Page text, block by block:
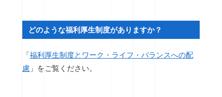
どのような福利厚生制度がありますか？
「福利厚生制度とワーク・ライフ・バランスへの配
慮 」をご覧ください。